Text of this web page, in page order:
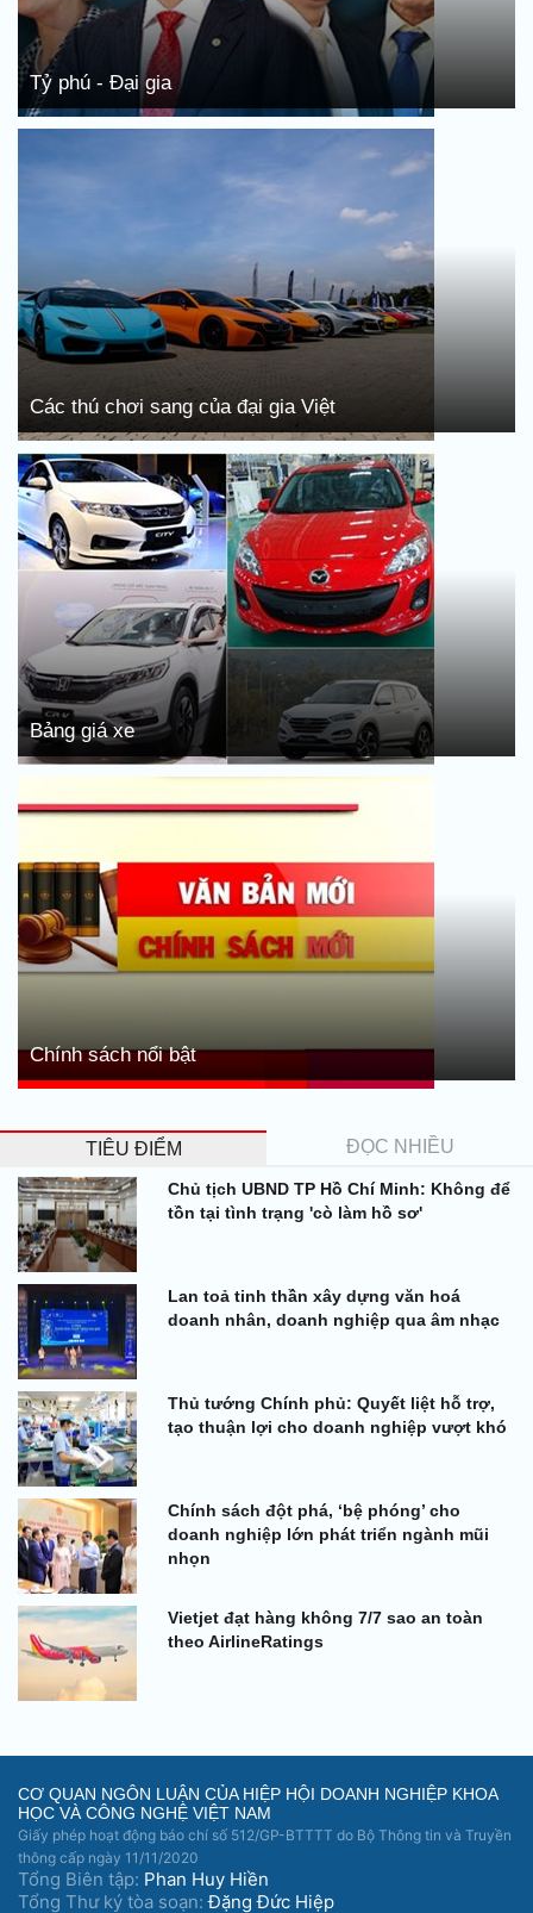
Tỷ phú - Đại gia
Các thú chơi sang của đại gia Việt
Bảng giá xe
Chính sách nổi bật
TIÊU ĐIỂM ĐỌC NHIỀU
Chủ tịch UBND TP Hồ Chí Minh: Không để
tồn tại tình trạng 'cò làm hồ sơ'
Lan toả tinh thần xây dựng văn hoá
doanh nhân, doanh nghiệp qua âm nhạc
Thủ tướng Chính phủ: Quyết liệt hỗ trợ,
tạo thuận lợi cho doanh nghiệp vượt khó
Chính sách đột phá, ‘bệ phóng’ cho
doanh nghiệp lớn phát triển ngành mũi
nhọn
Vietjet đạt hàng không 7/7 sao an toàn
theo AirlineRatings
CƠ QUAN NGÔN LUẬN CỦA HIỆP HỘI DOANH NGHIỆP KHOA
HỌC VÀ CÔNG NGHỆ VIỆT NAM
Giấy phép hoạt động báo chí số 512/GP-BTTTT do Bộ Thông tin và Truyền
thông cấp ngày 11/11/2020
Tổng Biên tập: Phan Huy Hiền
Tổng Thư ký tòa soạn:Đặng Đức Hiệp